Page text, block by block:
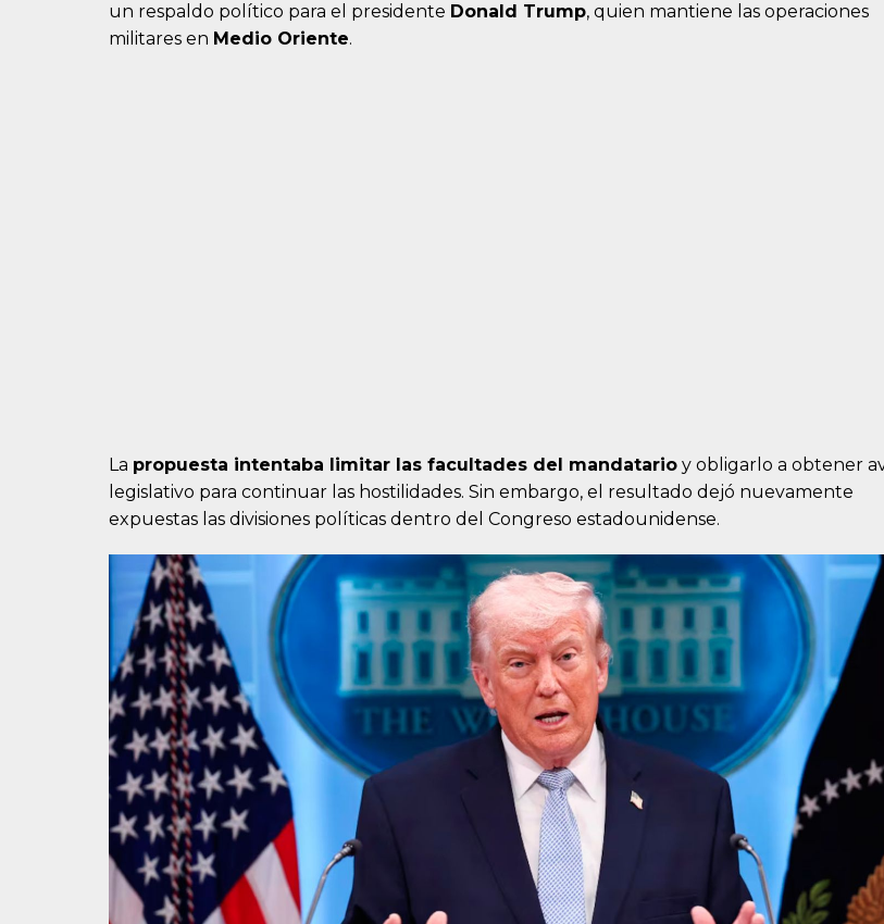
un respaldo político para el presidente Donald Trump, quien mantiene las operaciones
militares en Medio Oriente.
La propuesta intentaba limitar las facultades del mandatario y obligarlo a obtener
legislativo para continuar las hostilidades. Sin embargo, el resultado dejó nuevamente
expuestas las divisiones políticas dentro del Congreso estadounidense.